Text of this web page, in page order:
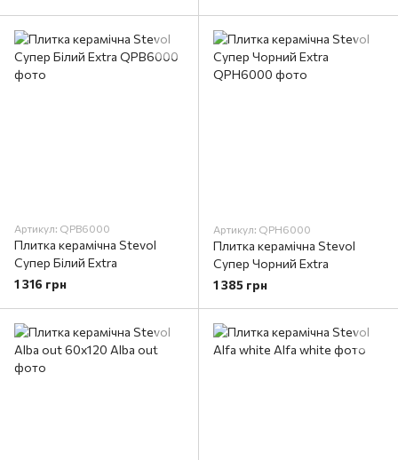
Артикул: QPB6000
Плитка керамічна Stevol
Супер Білий Extra
1 316 грн
Артикул: QPH6000
Плитка керамічна Stevol
Супер Чорний Extra
1 385 грн